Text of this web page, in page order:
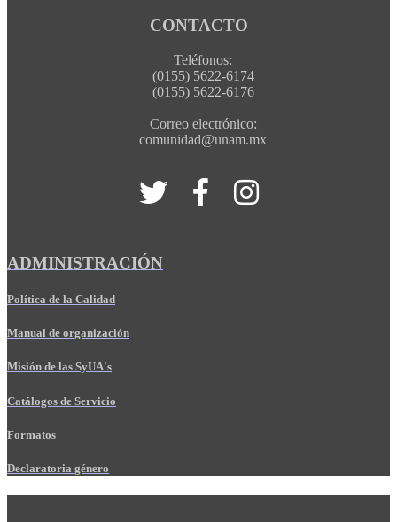
CONTACTO
Teléfonos:
(0155) 5622-6174
(0155) 5622-6176
Correo electrónico:
comunidad@unam.mx
ADMINISTRACIÓN
Política de la Calidad
Manual de organización
Misión de las SyUA's
Catálogos de Servicio
Formatos
Declaratoria género